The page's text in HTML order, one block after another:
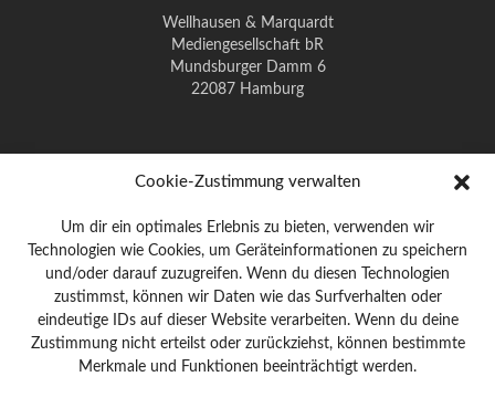
Cookie-Zustimmung verwalten
Um dir ein optimales Erlebnis zu bieten, verwenden wir
Technologien wie Cookies, um Geräteinformationen zu speichern
und/oder darauf zuzugreifen. Wenn du diesen Technologien
zustimmst, können wir Daten wie das Surfverhalten oder
eindeutige IDs auf dieser Website verarbeiten. Wenn du deine
Zustimmung nicht erteilst oder zurückziehst, können bestimmte
Merkmale und Funktionen beeinträchtigt werden.
Wellhausen & Marquardt
Mediengesellschaft bR
Mundsburger Damm 6
22087 Hamburg
Kontakt
E-Mail:post@wm-medien.de
Web:www.wm-medien.de
Impressum|Datenschutz